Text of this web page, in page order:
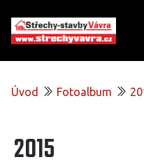
Úvod Fotoalbum
2015